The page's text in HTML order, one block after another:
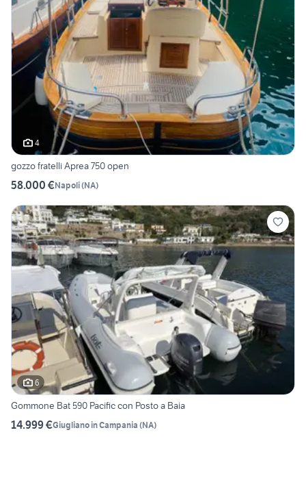
4
gozzo fratelli Aprea 750 open
58.000 €Napoli(NA)
6
Gommone Bat 590 Pacific con Posto a Baia
14.999 €Giugliano in Campania (NA)